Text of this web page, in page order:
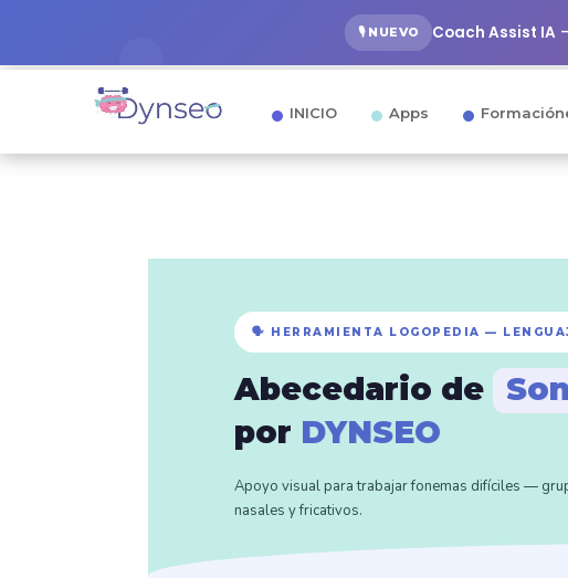
🎙️ NUEVO Coach Assist IA
INICIO Apps
🗣️ HERRAMIENTA LOGOPEDIA —
Abecedario de
por DYNSEO
Apoyo visual para trabajar fonemas difíciles —
nasales y fricativos.